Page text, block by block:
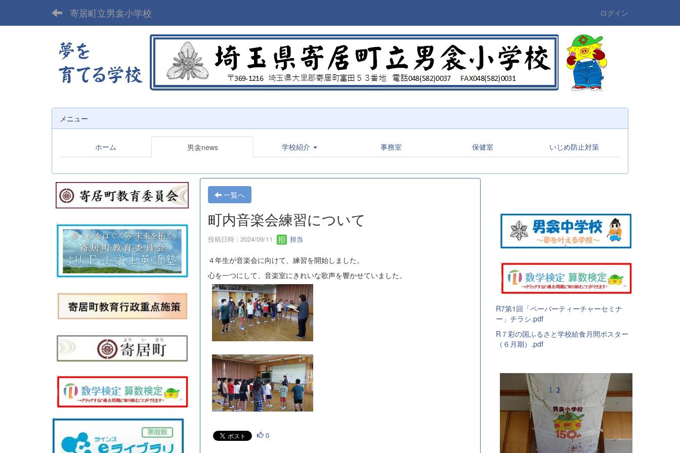
寄居町立男衾小学校 ログイン
メニュー
ホーム 男衾news 学校紹介 事務室 保健室 いじめ防止対策
一覧へ
町内音楽会練習について
投稿日時 : 2024/09/11 担当
４年生が音楽会に向けて、練習を開始しました。
心を一つにして、音楽室にきれいな歌声を響かせていました。
0
R7第1回「ペーパーティーチャーセミナ
ー」チラシ.pdf
R７彩の国ふるさと学校給食月間ポスター
（６月期）.pdf